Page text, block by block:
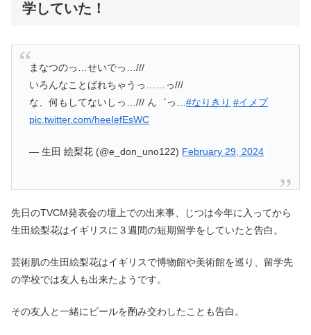
学していた！
まなつのっ…せいでっ…///
いろんなことばれちゃうっ……っ///
な、何もしてないしっ…/// ん゛っ…#なりきり #イメプ
pic.twitter.com/heeIefEsWC
— 生田 絵梨花 (@e_don_uno122) February 29, 2024
先日のTVCM発表会の壇上での出来事、じつは今年に入ってから
生田絵梨花はイギリスに３週間の短期留学をしていたと告白。
芸術肌の生田絵梨花はイギリスで博物館や美術館を巡り、留学先
の学校では友人も出来たようです。
その友人と一緒にビールを酌み交わしたことも告白。